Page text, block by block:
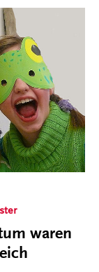
waren